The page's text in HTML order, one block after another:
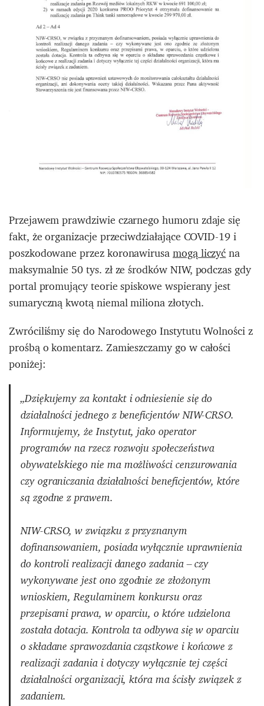
Przejawem prawdziwie czarnego humoru zdaje się
fakt, że organizacje przeciwdziałające COVID-19 i
poszkodowane przez koronawirusamogą liczyćna
maksymalnie 50 tys. zł ze środków NIW, podczas gdy
portal promujący teorie spiskowe wspierany jest
sumaryczną kwotą niemal miliona złotych.
Zwróciliśmy się do Narodowego Instytutu Wolności z
prośbą o komentarz. Zamieszczamy go w całości
poniżej:
„Dziękujemy za kontakt i odniesienie się do
działalności jednego z beneficjentów NIW-CRSO.
Informujemy, że Instytut, jako operator
programów na rzecz rozwoju społeczeństwa
obywatelskiego nie ma możliwości cenzurowania
czy ograniczania działalności beneficjentów, które
są zgodne z prawem.
NIW-CRSO, w związku z przyznanym
dofinansowaniem, posiada wyłącznie uprawnienia
do kontroli realizacji danego zadania – czy
wykonywane jest ono zgodnie ze złożonym
wnioskiem, Regulaminem konkursu oraz
przepisami prawa, w oparciu, o które udzielona
została dotacja. Kontrola ta odbywa się w oparciu
o składane sprawozdania cząstkowe i końcowe z
realizacji zadania i dotyczy wyłącznie tej części
działalności organizacji, która ma ścisły związek z
zadaniem.